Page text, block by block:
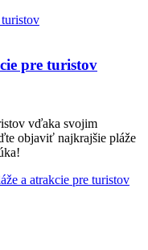
pre turistov
vďaka svojim
objaviť najkrajšie pláže
a atrakcie pre turistov